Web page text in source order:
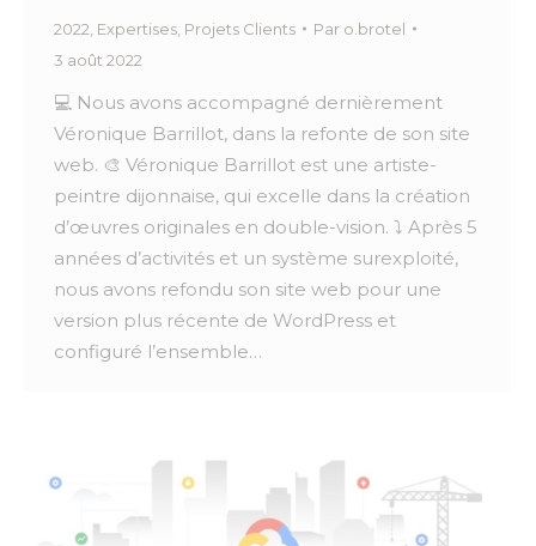
2022, Expertises, Projets Clients Par o.brotel
3 août 2022
💻 Nous avons accompagné dernièrement
Véronique Barrillot, dans la refonte de son site
web. 🎨 Véronique Barrillot est une artiste-
peintre dijonnaise, qui excelle dans la création
d’œuvres originales en double-vision. ⤵️ Après 5
années d’activités et un système surexploité,
nous avons refondu son site web pour une
version plus récente de WordPress et
configuré l’ensemble…